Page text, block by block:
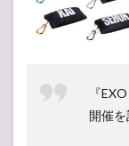
『
開催を